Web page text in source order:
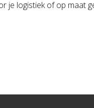
logistiek of op maat